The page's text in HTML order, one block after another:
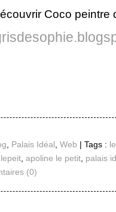
Coco peintre
Palais Idéal Web | Tags :
, apoline le petit, palais
(0)